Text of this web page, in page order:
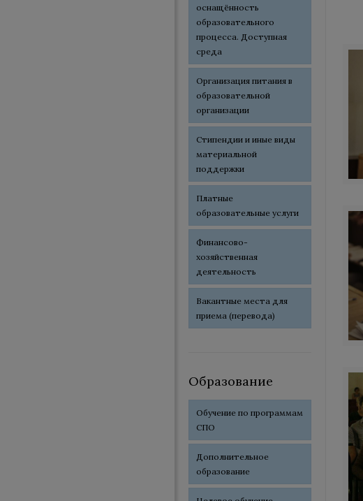
оснащённость
образовательного
процесса. Доступная
среда
Организация питания в
образовательной
организации
Стипендии и иные виды
материальной
поддержки
Платные
образовательные услуги
Финансово-
хозяйственная
деятельность
Вакантные места для
приема (перевода)
Образование
Обучение по программам
СПО
Дополнительное
образование